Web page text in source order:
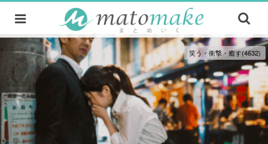
笑う・衝撃・癒す(4632)